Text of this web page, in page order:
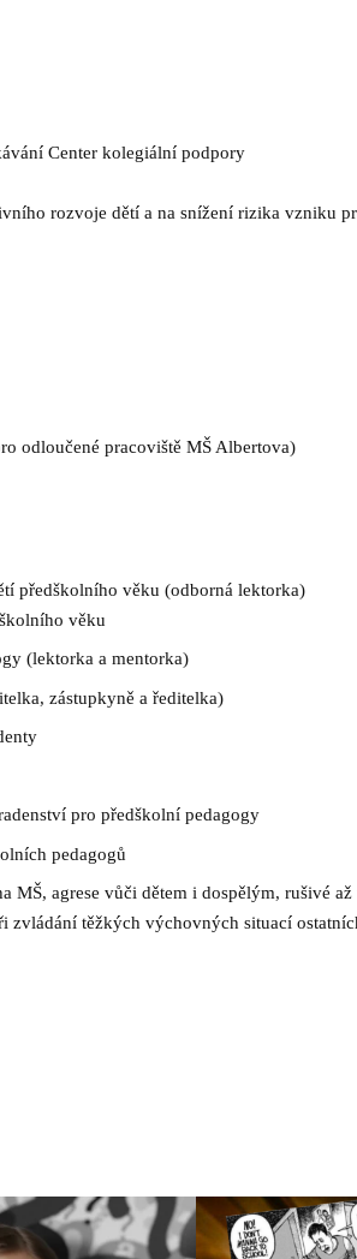
Center kolegiální podpory
rozvoje dětí a na snížení rizika vzniku
odloučené pracoviště MŠ Albertova)
předškolního věku (odborná lektorka)
věku
(lektorka a mentorka)
zástupkyně a ředitelka)
pro předškolní pedagogy
pedagogů
MŠ, agrese vůči dětem i dospělým, rušivé
těžkých výchovných situací